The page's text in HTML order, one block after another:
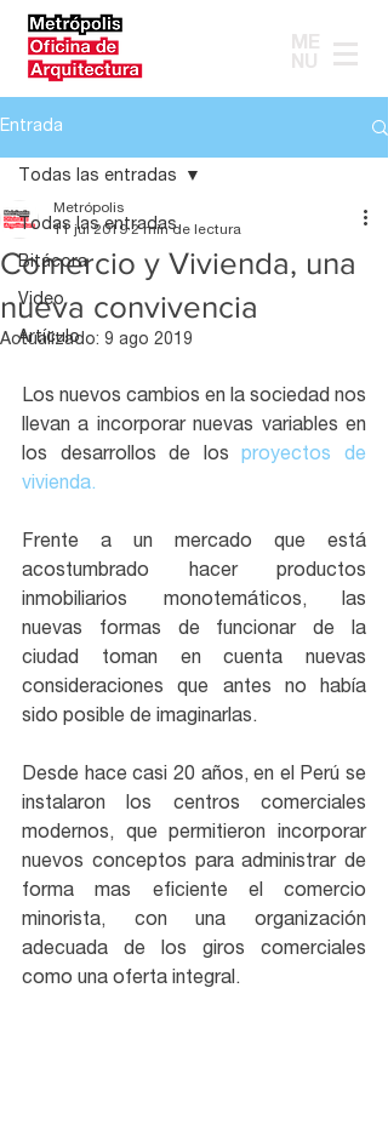
ME
NU
Entrada
Todas las entradas
Bitácora
Video
Artículo
Todas las entradas
Comercio y Vivienda, una
nueva convivencia
Metrópolis
11 jul 2019 2 min de lectura
Actualizado: 9 ago 2019
Los nuevos cambios en la sociedad nos
llevan a incorporar nuevas variables en
los desarrollos de los proyectos de
vivienda.
Frente a un mercado que está
acostumbrado hacer productos
inmobiliarios monotemáticos, las
nuevas formas de funcionar de la
ciudad toman en cuenta nuevas
consideraciones que antes no había
sido posible de imaginarlas.
Desde hace casi 20 años, en el Perú se
instalaron los centros comerciales
modernos, que permitieron incorporar
nuevos conceptos para administrar de
forma mas eficiente el comercio
minorista, con una organización
adecuada de los giros comerciales
como una oferta integral.